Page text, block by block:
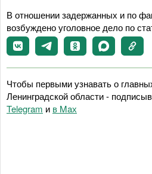
В отношении задержанных и по
возбуждено уголовное дело по
Чтобы первыми узнавать о
Ленинградской области -
Telegram и в Maх